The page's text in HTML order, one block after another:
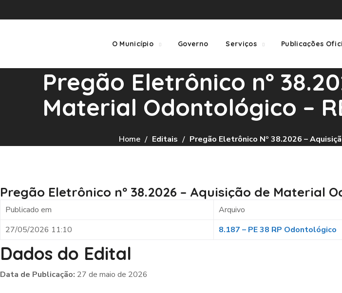
O Município Governo Serviços Publicações
Pregão Eletrônico nº
Material Odontológico –
Home Editais Pregão Eletrônico Nº 38.2026 –
Pregão Eletrônico nº 38.2026 – Aquisição de Material
Publicado em Arquivo
27/05/2026 11:10
8.187 – PE 38 RP Odontológico
Dados do Edital
Data de Publicação: 27 de maio de 2026